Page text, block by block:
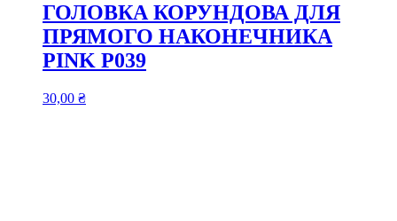
ГОЛОВКА КОРУНДОВА ДЛЯ
ПРЯМОГО НАКОНЕЧНИКА
PINK P039
30,00 ₴